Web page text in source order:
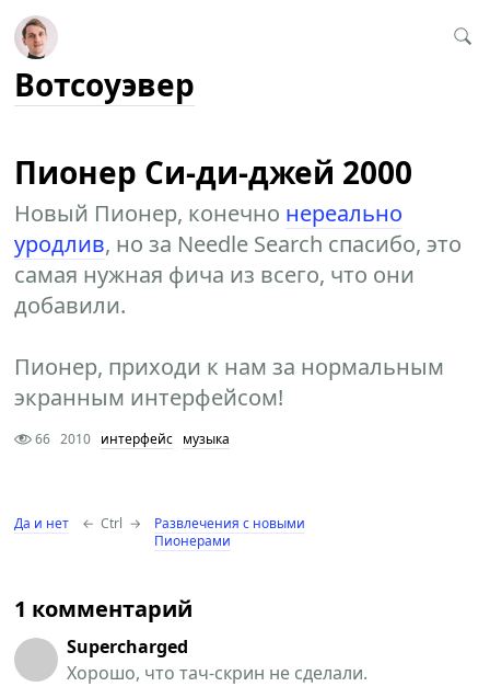
Вотсоуэвер
Пионер Си-ди-джей 2000
Новый Пионер, конечно нереально
уродлив, но за Needle Search спасибо, это
самая нужная фича из всего, что они
добавили.
Пионер, приходи к нам за нормальным
экранным интерфейсом!
66 2010 интерфейс музыка
Да и нет ← Ctrl →
Развлечения с новыми
Пионерами
1 комментарий
Supercharged
Хорошо, что тач-скрин не сделали.